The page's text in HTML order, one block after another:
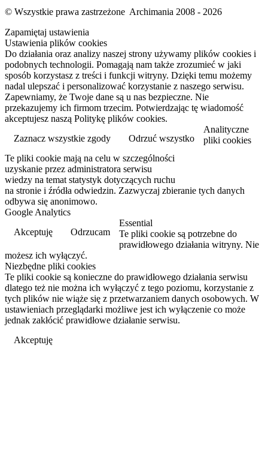
© Wszystkie prawa zastrzeżone Archimania 2008 - 2026
Zapamiętaj ustawienia
Ustawienia plików cookies
Do działania oraz analizy naszej strony używamy plików cookies i
podobnych technologii. Pomagają nam także zrozumieć w jaki
sposób korzystasz z treści i funkcji witryny. Dzięki temu możemy
nadal ulepszać i personalizować korzystanie z naszego serwisu.
Zapewniamy, że Twoje dane są u nas bezpieczne. Nie
przekazujemy ich firmom trzecim. Potwierdzając tę wiadomość
akceptujesz naszą Politykę plików cookies.
Zaznacz wszystkie zgody
Odrzuć wszystko
Analityczne
pliki cookies
Te pliki cookie mają na celu w szczególności
uzyskanie przez administratora serwisu
wiedzy na temat statystyk dotyczących ruchu
na stronie i źródła odwiedzin. Zazwyczaj zbieranie tych danych
odbywa się anonimowo.
Google Analytics
Akceptuję
Odrzucam
Essential
Te pliki cookie są potrzebne do
prawidłowego działania witryny. Nie
możesz ich wyłączyć.
Niezbędne pliki cookies
Te pliki cookie są konieczne do prawidłowego działania serwisu
dlatego też nie można ich wyłączyć z tego poziomu, korzystanie z
tych plików nie wiąże się z przetwarzaniem danych osobowych. W
ustawieniach przeglądarki możliwe jest ich wyłączenie co może
jednak zakłócić prawidłowe działanie serwisu.
Akceptuję